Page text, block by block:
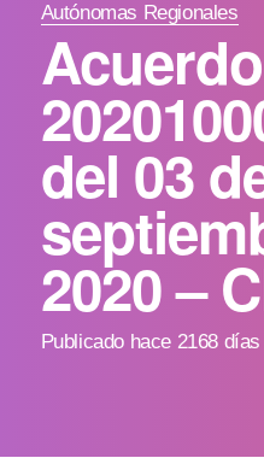
Autónomas Regionales
del 03
2020 –
Publicado hace 2168 días